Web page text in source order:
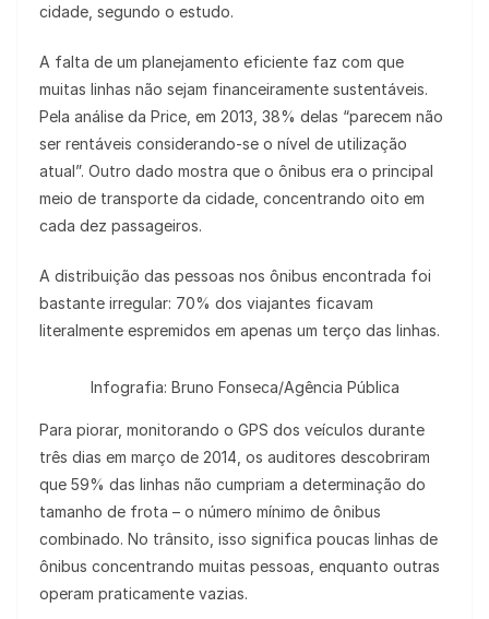
cidade, segundo o estudo.
A falta de um planejamento eficiente faz com que
muitas linhas não sejam financeiramente sustentáveis.
Pela análise da Price, em 2013, 38% delas “parecem não
ser rentáveis considerando-se o nível de utilização
atual”. Outro dado mostra que o ônibus era o principal
meio de transporte da cidade, concentrando oito em
cada dez passageiros.
A distribuição das pessoas nos ônibus encontrada foi
bastante irregular: 70% dos viajantes ficavam
literalmente espremidos em apenas um terço das linhas.
Infografia: Bruno Fonseca/Agência Pública
Para piorar, monitorando o GPS dos veículos durante
três dias em março de 2014, os auditores descobriram
que 59% das linhas não cumpriam a determinação do
tamanho de frota – o número mínimo de ônibus
combinado. No trânsito, isso significa poucas linhas de
ônibus concentrando muitas pessoas, enquanto outras
operam praticamente vazias.